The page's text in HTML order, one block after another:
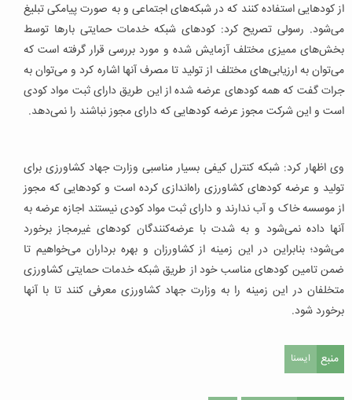
از کودهایی استفاده کنند که در شبکه‌های اجتماعی و به صورت پیامکی تبلیغ
می‌شود. رسولی تصریح کرد: کودهای شبکه خدمات حمایتی بارها توسط
بخش‌های ممیزی مختلف آزمایش شده و مورد بررسی قرار گرفته است که
می‌توان به ارزیابی‌های مختلف از تولید تا مصرف آنها اشاره کرد و می‌توان به
جرات گفت که همه کودهای عرضه شده از این طریق دارای ثبت مواد کودی
است و این شرکت مجوز عرضه کودهایی که دارای مجوز نباشند را نمی‌دهد.
وی اظهار کرد: شبکه کنترل کیفی بسیار مناسبی وزارت جهاد کشاورزی برای
تولید و عرضه کودهای کشاورزی راه‌اندازی کرده است و کودهایی که مجوز
از موسسه خاک و آب ندارند و دارای ثبت مواد کودی نیستند اجازه عرضه به
آنها داده نمی‌شود و به شدت با عرضه‌کنندگان کودهای غیرمجاز برخورد
می‌شود؛ بنابراین در این زمینه از کشاورزان و بهره برداران می‌خواهیم تا
ضمن تامین کودهای مناسب خود از طریق شبکه خدمات حمایتی کشاورزی
متخلفان در این زمینه را به وزارت جهاد کشاورزی معرفی کنند تا با آنها
برخورد شود.
منبع ایسنا